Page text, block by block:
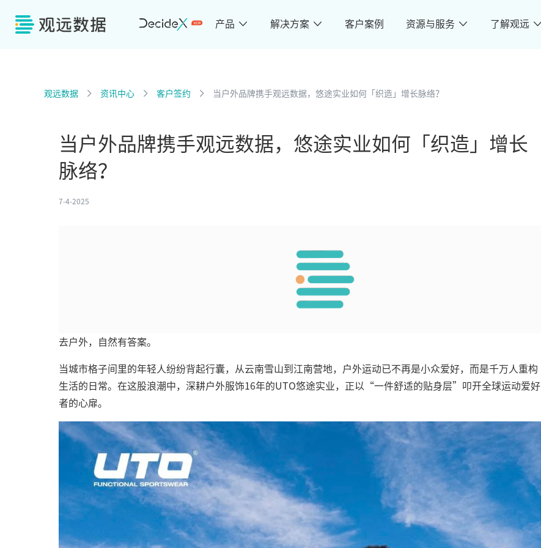
产品 解决方案 客户案例 资源与服务 了解观远
观远数据 资讯中心 客户签约 当户外品牌携手观远数据，悠途实业如何「织造」增长脉络？
当户外品牌携手观远数据，悠途实业如何「织造」增长
脉络？
7-4-2025
去户外，自然有答案。
当城市格子间里的年轻人纷纷背起行囊，从云南雪山到江南营地，户外运动已不再是小众爱好，而是千万人重构
生活的日常。在这股浪潮中，深耕户外服饰16年的UTO悠途实业，正以“一件舒适的贴身层”叩开全球运动爱好
者的心扉。